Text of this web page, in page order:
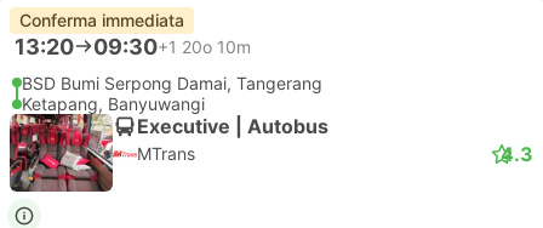
Conferma immediata
13:20 09:30+1 20o 10m
BSD Bumi Serpong Damai, Tangerang
Ketapang, Banyuwangi
Executive | Autobus
MTrans 4.3